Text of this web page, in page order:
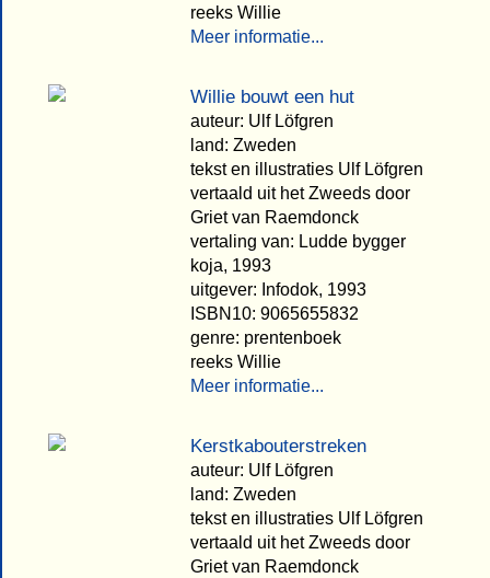
reeks Willie
Meer informatie...
Willie bouwt een hut
auteur: Ulf Löfgren
land: Zweden
tekst en illustraties Ulf Löfgren
vertaald uit het Zweeds door
Griet van Raemdonck
vertaling van: Ludde bygger
koja, 1993
uitgever: Infodok, 1993
ISBN10: 9065655832
genre: prentenboek
reeks Willie
Meer informatie...
Kerstkabouterstreken
auteur: Ulf Löfgren
land: Zweden
tekst en illustraties Ulf Löfgren
vertaald uit het Zweeds door
Griet van Raemdonck